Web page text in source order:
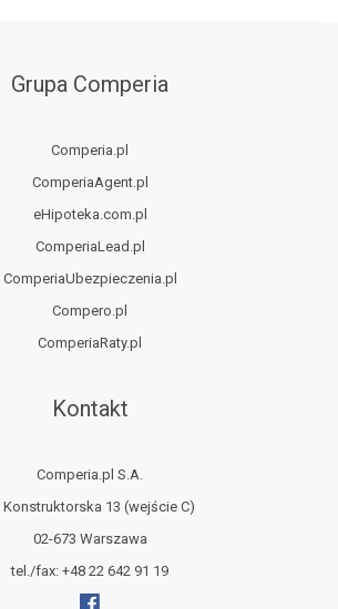
Grupa Comperia
Comperia.pl
ComperiaAgent.pl
eHipoteka.com.pl
ComperiaLead.pl
ComperiaUbezpieczenia.pl
Compero.pl
ComperiaRaty.pl
Kontakt
Comperia.pl S.A.
Konstruktorska 13 (wejście C)
02-673 Warszawa
tel./fax: +48 22 642 91 19